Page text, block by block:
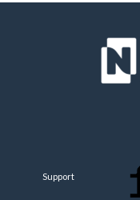
Support